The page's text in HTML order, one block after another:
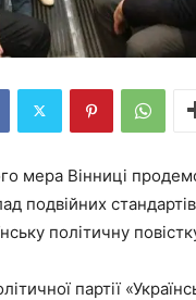
мера Вінниці
подвійних
політичну
партії